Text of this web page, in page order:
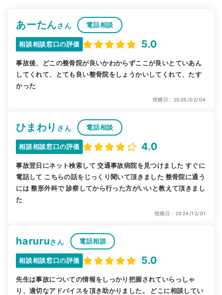
あーたんさん 電話相談
相談相談窓口の評価 5.0
事故後、どこの整骨院が良いかわからずここが良いとていあん
してくれて、とても良い整骨院をしょうかいしてくれて、たす
かった
投稿日：2026/02/04
ひまわり さん 電話相談
相談相談窓口の評価 4.0
事故翌日にネット検索して 交通事故病院を見つけました すぐに
電話して こちらの話をじっくり聞いて頂きました 整骨院に通う
には 整形外科で 診察してから行った方がいいと教えて頂きまし
た
投稿日：2024/12/01
haruruさん 電話相談
相談相談窓口の評価 5.0
先生は事故についての情報をしっかり把握されていらっしゃ
り、適切なアドバイスを頂き助かりました。 どこに相談してい